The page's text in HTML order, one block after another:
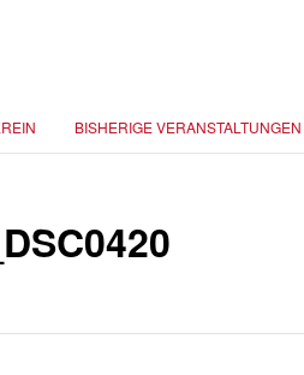
BISHERIGE VERANSTALTUNGEN
_DSC0420